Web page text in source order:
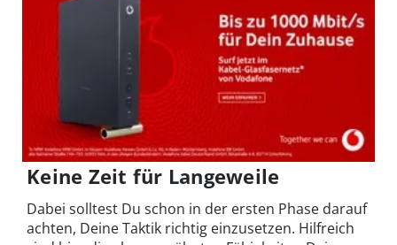
Keine Zeit für Langeweile
Dabei solltest Du schon in der ersten Phase darauf
achten, Deine Taktik richtig einzusetzen. Hilfreich